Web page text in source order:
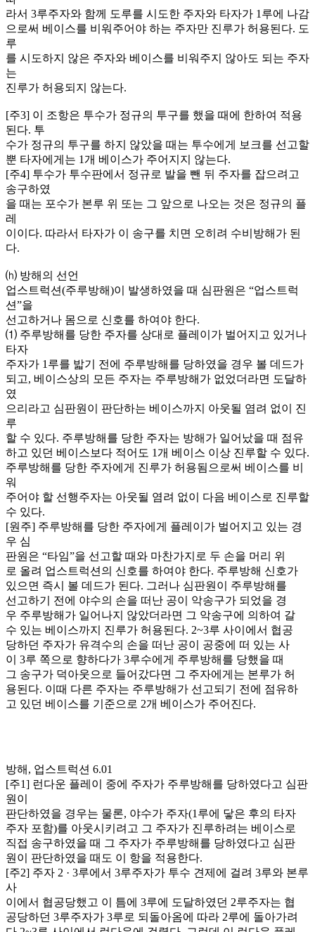
라서 3루주자와 함께 도루를 시도한 주자와 타자가 1루에 나감
으로써 베이스를 비워주어야 하는 주자만 진루가 허용된다. 도
루
를 시도하지 않은 주자와 베이스를 비워주지 않아도 되는 주자
는
진루가 허용되지 않는다.
[주3] 이 조항은 투수가 정규의 투구를 했을 때에 한하여 적용
된다. 투
수가 정규의 투구를 하지 않았을 때는 투수에게 보크를 선고할
뿐 타자에게는 1개 베이스가 주어지지 않는다.
[주4] 투수가 투수판에서 정규로 발을 뺀 뒤 주자를 잡으려고
송구하였
을 때는 포수가 본루 위 또는 그 앞으로 나오는 것은 정규의 플
레
이이다. 따라서 타자가 이 송구를 치면 오히려 수비방해가 된
다.
⒣ 방해의 선언
업스트럭션(주루방해)이 발생하였을 때 심판원은 “업스트럭
션”을
선고하거나 몸으로 신호를 하여야 한다.
⑴ 주루방해를 당한 주자를 상대로 플레이가 벌어지고 있거나
타자
주자가 1루를 밟기 전에 주루방해를 당하였을 경우 볼 데드가
되고, 베이스상의 모든 주자는 주루방해가 없었더라면 도달하
였
으리라고 심판원이 판단하는 베이스까지 아웃될 염려 없이 진
루
할 수 있다. 주루방해를 당한 주자는 방해가 일어났을 때 점유
하고 있던 베이스보다 적어도 1개 베이스 이상 진루할 수 있다.
주루방해를 당한 주자에게 진루가 허용됨으로써 베이스를 비
워
주어야 할 선행주자는 아웃될 염려 없이 다음 베이스로 진루할
수 있다.
[원주] 주루방해를 당한 주자에게 플레이가 벌어지고 있는 경
우 심
판원은 “타임”을 선고할 때와 마찬가지로 두 손을 머리 위
로 올려 업스트럭션의 신호를 하여야 한다. 주루방해 신호가
있으면 즉시 볼 데드가 된다. 그러나 심판원이 주루방해를
선고하기 전에 야수의 손을 떠난 공이 악송구가 되었을 경
우 주루방해가 일어나지 않았더라면 그 악송구에 의하여 갈
수 있는 베이스까지 진루가 허용된다. 2~3루 사이에서 협공
당하던 주자가 유격수의 손을 떠난 공이 공중에 떠 있는 사
이 3루 쪽으로 향하다가 3루수에게 주루방해를 당했을 때
그 송구가 덕아웃으로 들어갔다면 그 주자에게는 본루가 허
용된다. 이때 다른 주자는 주루방해가 선고되기 전에 점유하
고 있던 베이스를 기준으로 2개 베이스가 주어진다.
방해, 업스트럭션 6.01
[주1] 런다운 플레이 중에 주자가 주루방해를 당하였다고 심판
원이
판단하였을 경우는 물론, 야수가 주자(1루에 닿은 후의 타자
주자 포함)를 아웃시키려고 그 주자가 진루하려는 베이스로
직접 송구하였을 때 그 주자가 주루방해를 당하였다고 심판
원이 판단하였을 때도 이 항을 적용한다.
[주2] 주자 2 · 3루에서 3루주자가 투수 견제에 걸려 3루와 본루
사
이에서 협공당했고 이 틈에 3루에 도달하였던 2루주자는 협
공당하던 3루주자가 3루로 되돌아옴에 따라 2루에 돌아가려